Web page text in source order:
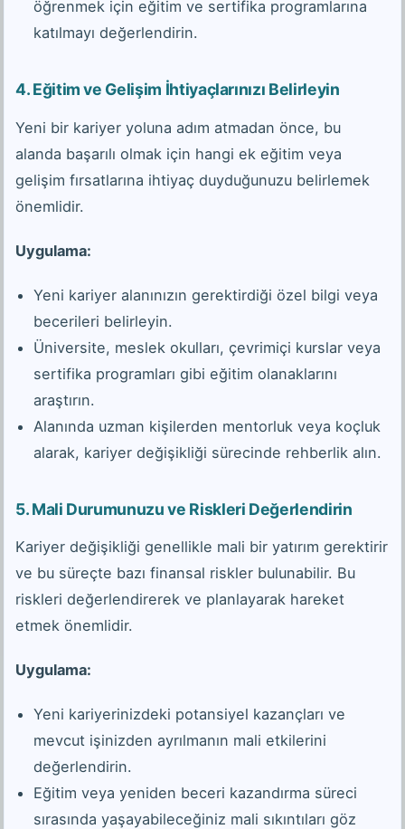
öğrenmek için eğitim ve sertifika programlarına
katılmayı değerlendirin.
4.Eğitim ve Gelişim İhtiyaçlarınızı Belirleyin
Yeni bir kariyer yoluna adım atmadan önce, bu
alanda başarılı olmak için hangi ek eğitim veya
gelişim fırsatlarına ihtiyaç duyduğunuzu belirlemek
önemlidir.
Uygulama:
Yeni kariyer alanınızın gerektirdiği özel bilgi veya
becerileri belirleyin.
Üniversite, meslek okulları, çevrimiçi kurslar veya
sertifika programları gibi eğitim olanaklarını
araştırın.
Alanında uzman kişilerden mentorluk veya koçluk
alarak, kariyer değişikliği sürecinde rehberlik alın.
5.Mali Durumunuzu ve Riskleri Değerlendirin
Kariyer değişikliği genellikle mali bir yatırım gerektirir
ve bu süreçte bazı finansal riskler bulunabilir. Bu
riskleri değerlendirerek ve planlayarak hareket
etmek önemlidir.
Uygulama:
Yeni kariyerinizdeki potansiyel kazançları ve
mevcut işinizden ayrılmanın mali etkilerini
değerlendirin.
Eğitim veya yeniden beceri kazandırma süreci
sırasında yaşayabileceğiniz mali sıkıntıları göz